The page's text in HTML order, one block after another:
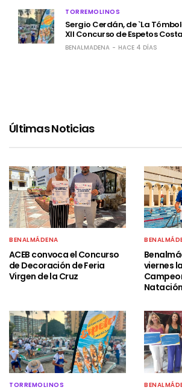
TORREMOLINOS
Sergio Cerdán, de `La
XII Concurso de Espetos
BENALMADENA HACE 4 DÍAS
Últimas Noticias
BENALMÁDENA
ACEB convoca el Concurso
de Decoración de Feria
Virgen de la Cruz
viernes
Natación
TORREMOLINOS